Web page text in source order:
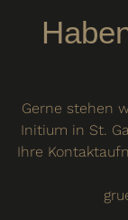
Gerne stehen
Initium in St.
Ihre